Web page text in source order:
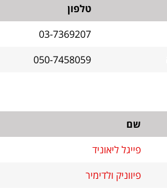
טלפון
03-7369207
050-7458059
שם
פייגל ליאוניד
פיווניק ולדימיר